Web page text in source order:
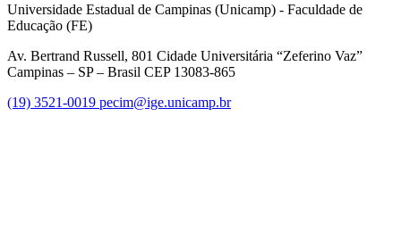
Universidade Estadual de Campinas (Unicamp) - Faculdade de
Educação (FE)
Av. Bertrand Russell, 801 Cidade Universitária “Zeferino Vaz”
Campinas – SP – Brasil CEP 13083-865
(19) 3521-0019 pecim@ige.unicamp.br